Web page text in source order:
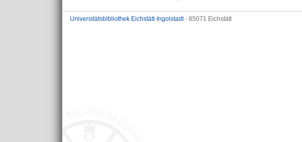
Universitätsbibliothek Eichstätt-Ingolstadt- 85071 Eichstätt